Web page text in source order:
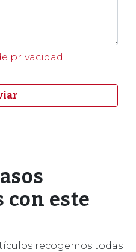
privacidad
con este
recogemos todas